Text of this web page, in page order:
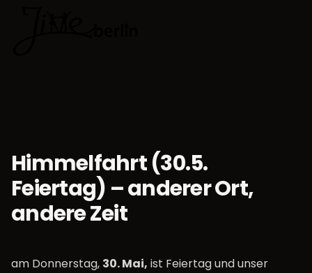
Himmelfahrt (30.5.
Feiertag) – anderer Ort,
andere Zeit
am Donnerstag, 30. Mai, ist Feiertag und unser